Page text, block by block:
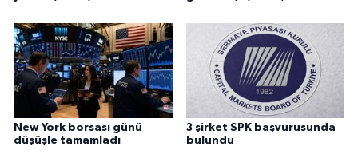
New York borsası günü
düşüşle tamamladı
3 şirket SPK başvurusunda
bulundu